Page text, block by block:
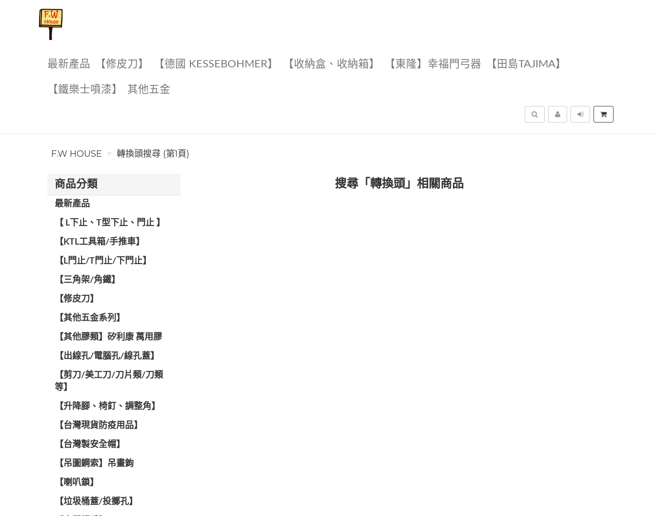
最新產品 【修皮刀】 【德國 KESSEBOHMER】 【收納盒、收納箱】 【東隆】幸福門弓器 【田島TAJIMA】
【鐵樂士噴漆】 其他五金
搜尋
F.W HOUSE 轉換頭搜尋 (第1頁)
商品分類
最新產品
【 L下止、T型下止、門止 】
【KTL工具箱/手推車】
【L門止/T門止/下門止】
【三角架/角鐵】
【修皮刀】
【其他五金系列】
【其他膠類】矽利康 萬用膠
【出線孔/電腦孔/線孔蓋】
【剪刀/美工刀/刀片類/刀類
等】
【升降腳、椅釘、調整角】
【台灣現貨防疫用品】
【台灣製安全帽】
【吊圖鋼索】吊畫鉤
【喇叭鎖】
【垃圾桶蓋/投擲孔】
搜尋「轉換頭」相關商品